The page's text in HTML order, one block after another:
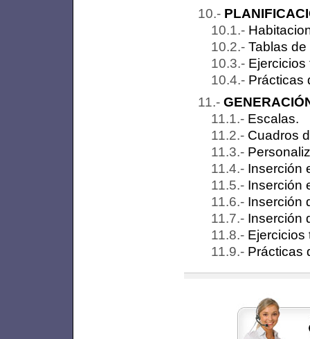
Tablas
Ejercicios
Prácticas
Escalas.
Cuadros
Inserción
Inserción
Inserción
Inserción
Ejercicios
Prácticas